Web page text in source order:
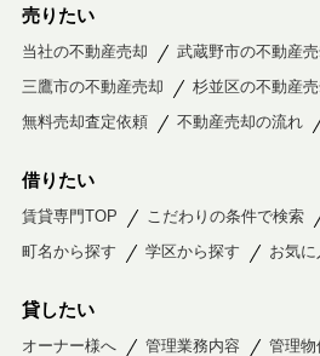
売りたい
当社の不動産売却
武蔵野市の不動産
三鷹市の不動産売却
杉並区の不動産
無料売却査定依頼
不動産売却の流れ
借りたい
賃貸専門TOP こだわりの条件で検索
町名から探す
学区から探す お気
貸したい
オーナー様へ 管理業務内容 管理物